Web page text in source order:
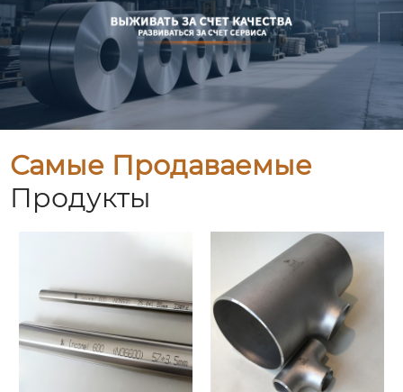
Самые Продаваемые
Продукты